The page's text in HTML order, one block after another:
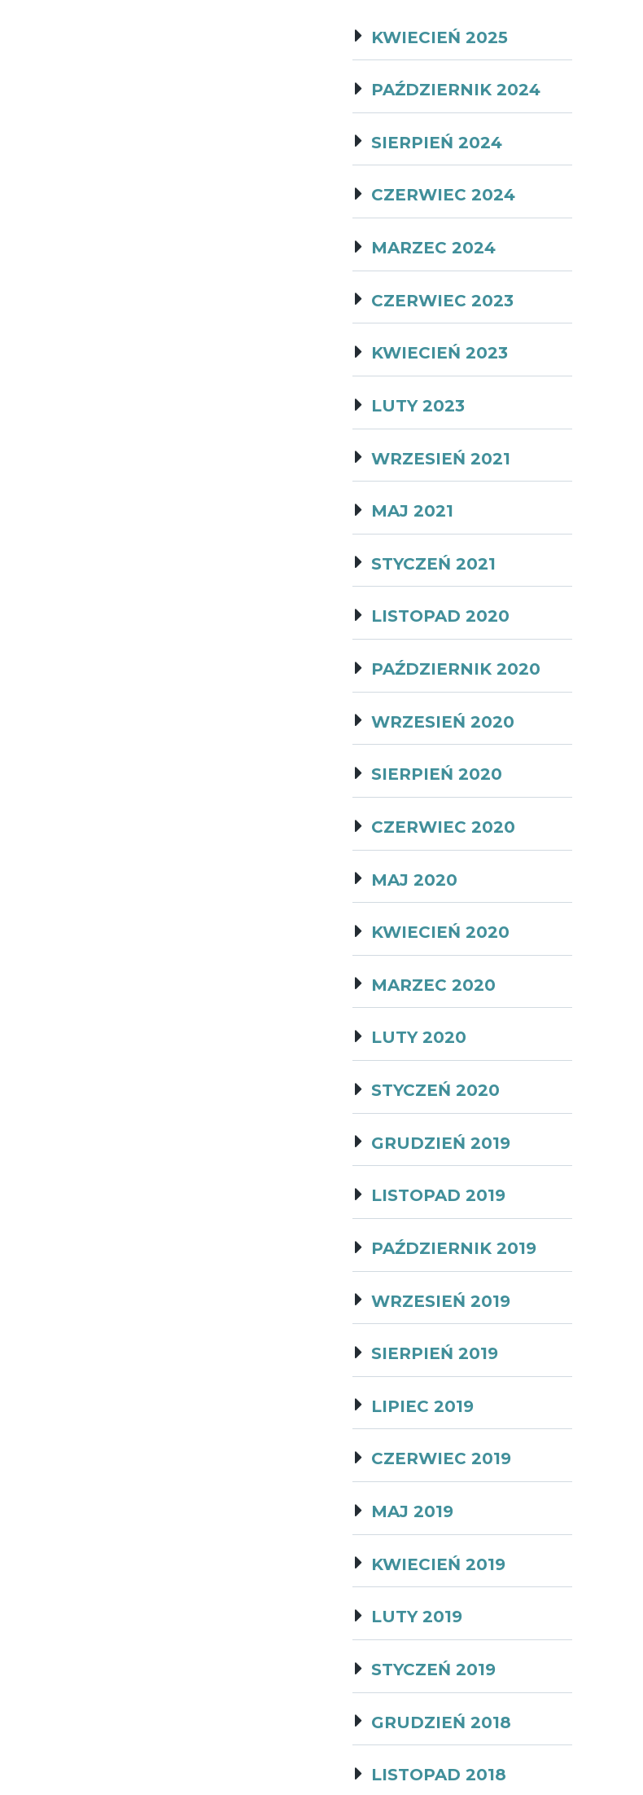
KWIECIEŃ 2025
PAŹDZIERNIK 2024
SIERPIEŃ 2024
CZERWIEC 2024
MARZEC 2024
CZERWIEC 2023
KWIECIEŃ 2023
LUTY 2023
WRZESIEŃ 2021
MAJ 2021
STYCZEŃ 2021
LISTOPAD 2020
PAŹDZIERNIK 2020
WRZESIEŃ 2020
SIERPIEŃ 2020
CZERWIEC 2020
MAJ 2020
KWIECIEŃ 2020
MARZEC 2020
LUTY 2020
STYCZEŃ 2020
GRUDZIEŃ 2019
LISTOPAD 2019
PAŹDZIERNIK 2019
WRZESIEŃ 2019
SIERPIEŃ 2019
LIPIEC 2019
CZERWIEC 2019
MAJ 2019
KWIECIEŃ 2019
LUTY 2019
STYCZEŃ 2019
GRUDZIEŃ 2018
LISTOPAD 2018